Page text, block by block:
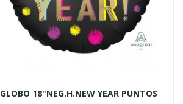
GLOBO 18"NEG.H.NEW YEAR PUNTOS